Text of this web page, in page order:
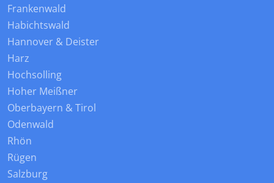
Frankenwald
Habichtswald
Hannover & Deister
Harz
Hochsolling
Hoher Meißner
Oberbayern & Tirol
Odenwald
Rhön
Rügen
Salzburg